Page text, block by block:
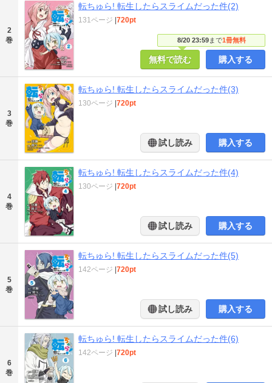
2
巻
転ちゅら! 転生したらスライムだった件(2)
8/20 23:59まで1冊無料
131ページ |720pt
無料で読む 購入する
3
巻
転ちゅら! 転生したらスライムだった件(3)
130ページ |720pt
試し読み 購入する
4
巻
転ちゅら! 転生したらスライムだった件(4)
130ページ |720pt
試し読み 購入する
5
巻
転ちゅら! 転生したらスライムだった件(5)
142ページ |720pt
試し読み 購入する
6
巻
転ちゅら! 転生したらスライムだった件(6)
142ページ |720pt